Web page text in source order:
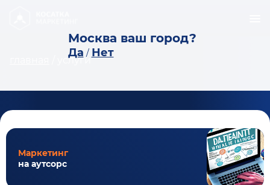
Москва ваш город?
Да / Нет
услуги
Маркетинг
на аутсорс